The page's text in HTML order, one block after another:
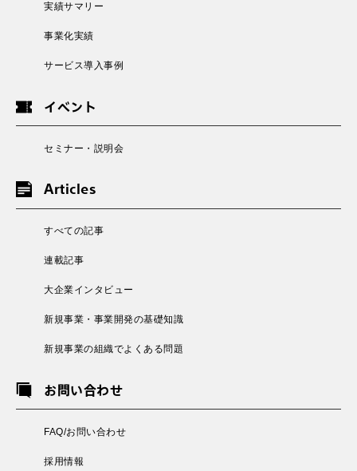
実績サマリー
事業化実績
サービス導入事例
イベント
セミナー・説明会
Articles
すべての記事
連載記事
大企業インタビュー
新規事業・事業開発の基礎知識
新規事業の組織でよくある問題
お問い合わせ
FAQ/お問い合わせ
採用情報